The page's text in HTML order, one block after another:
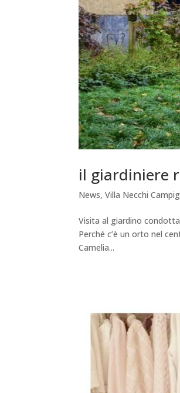
il giardiniere
News,Villa Necchi
Visita al giardino condotta
Perché c’è un orto nel
Camelia...